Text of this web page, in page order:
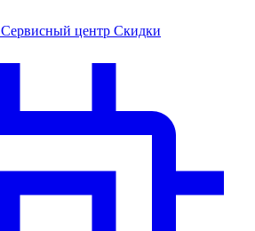
Сервисный центр Скидки